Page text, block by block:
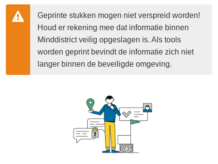
Geprinte stukken mogen niet verspreid worden!
Houd er rekening mee dat informatie binnen
Minddistrict veilig opgeslagen is. Als tools
worden geprint bevindt de informatie zich niet
langer binnen de beveiligde omgeving.